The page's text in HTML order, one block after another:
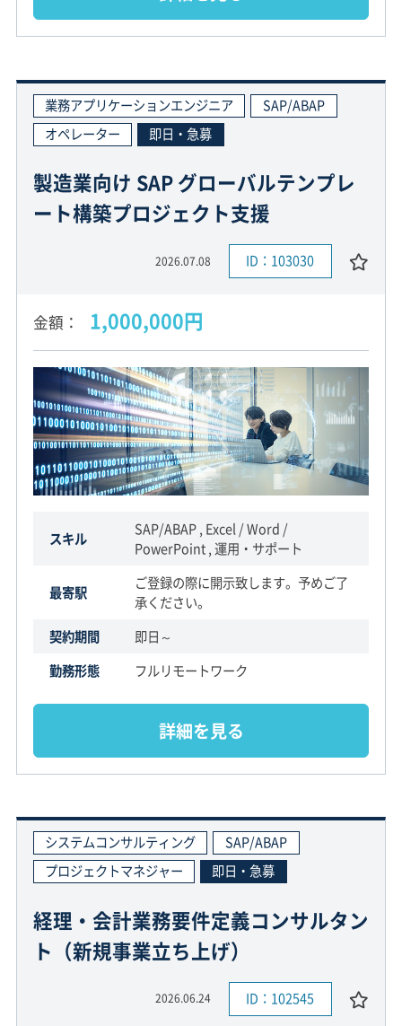
業務アプリケーションエンジニア
SAP/ABAP
オペレーター
即日・急募
製造業向け SAP グローバルテンプレ
ート構築プロジェクト支援
2026.07.08 ID：103030
金額 1,000,000円
スキル
SAP/ABAP , Excel / Word /
PowerPoint , 運用・サポート
最寄駅
ご登録の際に開示致します。予めご了
承ください。
契約期間
即日～
勤務形態
フルリモートワーク
詳細を見る
システムコンサルティング
SAP/ABAP
プロジェクトマネジャー
即日・急募
経理・会計業務要件定義コンサルタン
ト（新規事業立ち上げ）
2026.06.24 ID：102545